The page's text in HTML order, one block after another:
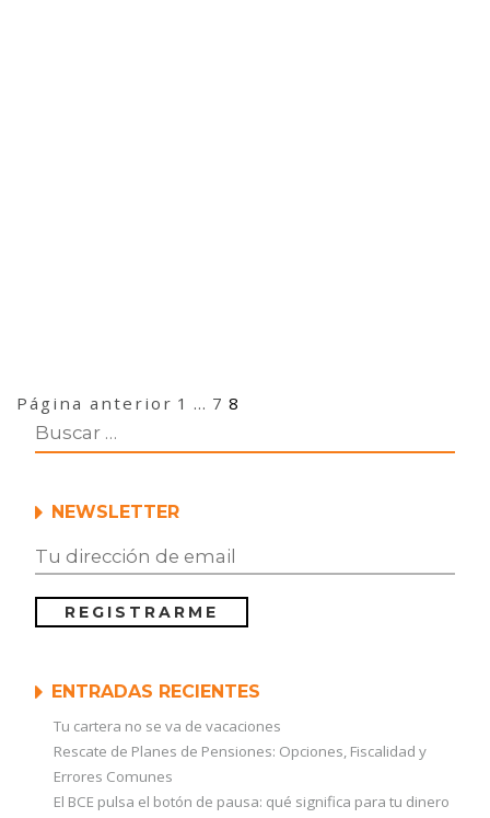
Navegación
de
entradas
Página anterior Página
1 … Página
7 Página
8
NEWSLETTER
ENTRADAS RECIENTES
Tu cartera no se va de vacaciones
Rescate de Planes de Pensiones: Opciones, Fiscalidad y
Errores Comunes
El BCE pulsa el botón de pausa: qué significa para tu dinero